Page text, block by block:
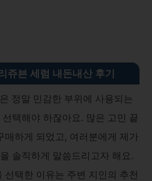
쥬븐 세럼 내돈내산 후기
정말 민감한 부위에 사용되는
택해야 하잖아요. 많은 고민 끝
매하게 되었고, 여러분에게 제가
솔직하게 말씀드리고자 해요.
선택한 이유는 주변 지인의 추천